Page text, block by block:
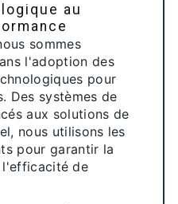
au
sommes
l'adoption des
pour
Des systèmes de
aux solutions de
nous utilisons les
pour garantir la
de